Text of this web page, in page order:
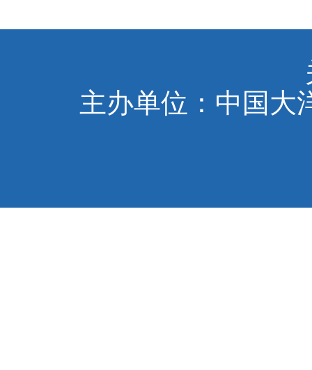
主办单位：中国大